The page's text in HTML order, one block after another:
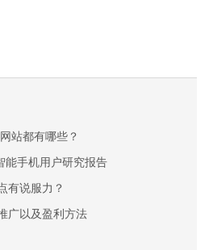
站都有哪些？
能手机用户研究报告
有说服力？
广以及盈利方法